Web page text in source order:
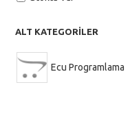
ALT KATEGORILER
Ecu Programlama